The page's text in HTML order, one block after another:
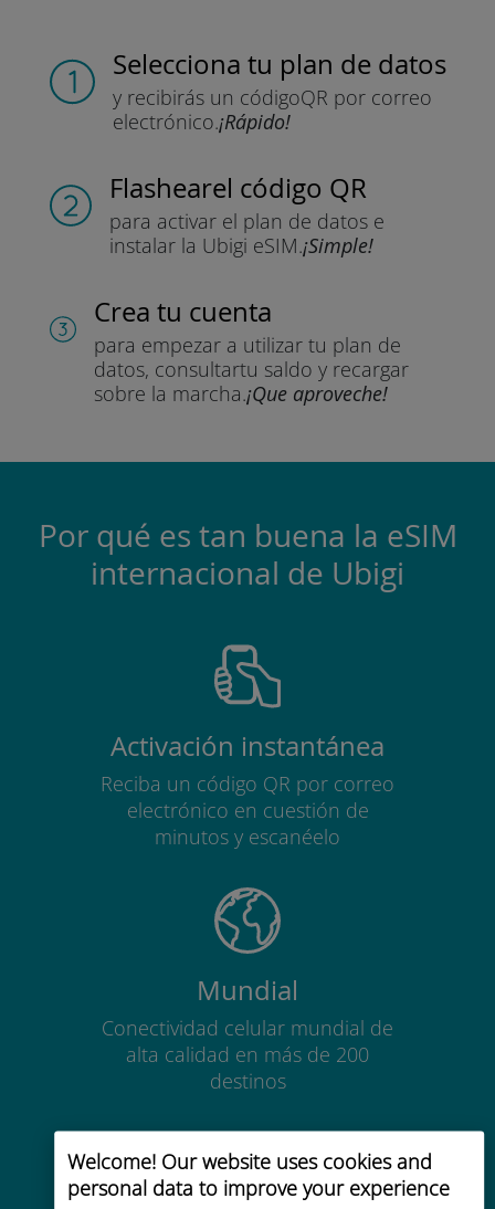
Welcome! Our website uses cookies and
personal data to improve your experience
Selecciona tu plan de datos
y recibirás un códigoQR por correo
electrónico.¡Rápido!
Flashearel código QR
para activar el plan de datos e
instalar la Ubigi eSIM.¡Simple!
Crea tu cuenta
para empezar a utilizar tu plan de
datos, consultartu saldo y recargar
sobre la marcha.¡Que aproveche!
Por qué es tan buena la eSIM
internacional de Ubigi
Activación instantánea
Reciba un código QR por correo
electrónico en cuestión de
minutos y escanéelo
Mundial
Conectividad celular mundial de
alta calidad en más de 200
destinos